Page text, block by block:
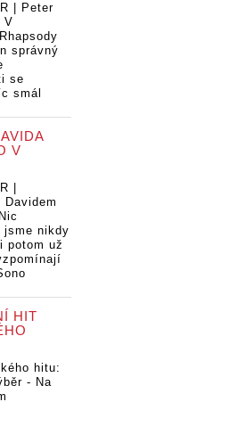
| Peter
V
správný
se
smál
V
|
Davidem
jsme nikdy
potom už
HIT
hitu:
- Na